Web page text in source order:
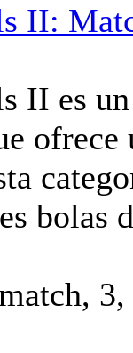
II:
II es
ofrece
bolas
3,